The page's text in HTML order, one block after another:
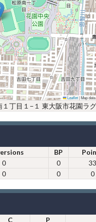
Leaflet|Map
丁目１−１ 東大阪市花園ラ
BP
0 0 33
0 0 0
C P